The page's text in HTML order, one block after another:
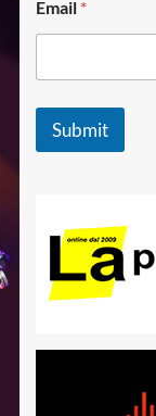
a
m
E
a
l
Email *
Submit